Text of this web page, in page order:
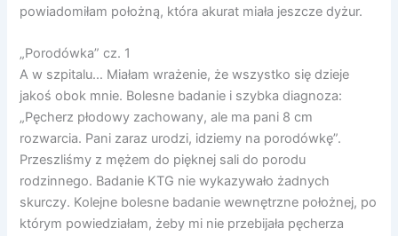
powiadomiłam położną, która akurat miała jeszcze dyżur.
„Porodówka” cz. 1
A w szpitalu… Miałam wrażenie, że wszystko się dzieje
jakoś obok mnie. Bolesne badanie i szybka diagnoza:
„Pęcherz płodowy zachowany, ale ma pani 8 cm
rozwarcia. Pani zaraz urodzi, idziemy na porodówkę”.
Przeszliśmy z mężem do pięknej sali do porodu
rodzinnego. Badanie KTG nie wykazywało żadnych
skurczy. Kolejne bolesne badanie wewnętrzne położnej, po
którym powiedziałam, żeby mi nie przebijała pęcherza